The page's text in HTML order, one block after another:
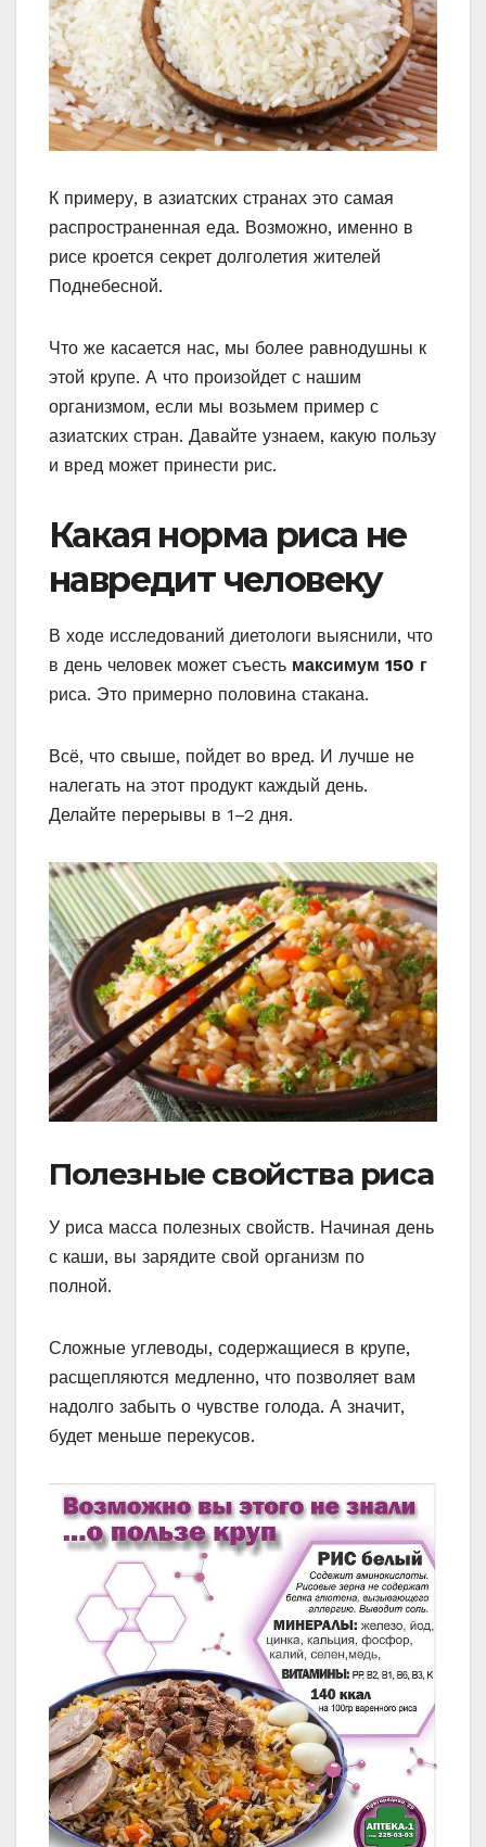
К примеру, в азиатских странах это самая
распространенная еда. Возможно, именно в
рисе кроется секрет долголетия жителей
Поднебесной.
Что же касается нас, мы более равнодушны к
этой крупе. А что произойдет с нашим
организмом, если мы возьмем пример с
азиатских стран. Давайте узнаем, какую пользу
и вред может принести рис.
Какая норма риса не
навредит человеку
В ходе исследований диетологи выяснили, что
в день человек может съесть максимум 150 г
риса. Это примерно половина стакана.
Всё, что свыше, пойдет во вред. И лучше не
налегать на этот продукт каждый день.
Делайте перерывы в 1–2 дня.
Полезные свойства риса
У риса масса полезных свойств. Начиная день
с каши, вы зарядите свой организм по
полной.
Сложные углеводы, содержащиеся в крупе,
расщепляются медленно, что позволяет вам
надолго забыть о чувстве голода. А значит,
будет меньше перекусов.